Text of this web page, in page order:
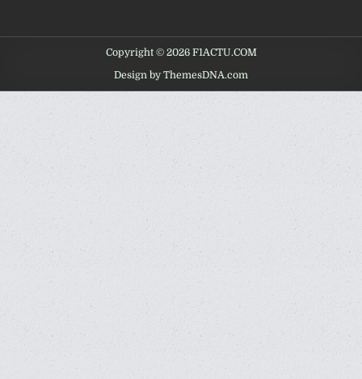
Copyright © 2026 F1ACTU.COM
Design by ThemesDNA.com